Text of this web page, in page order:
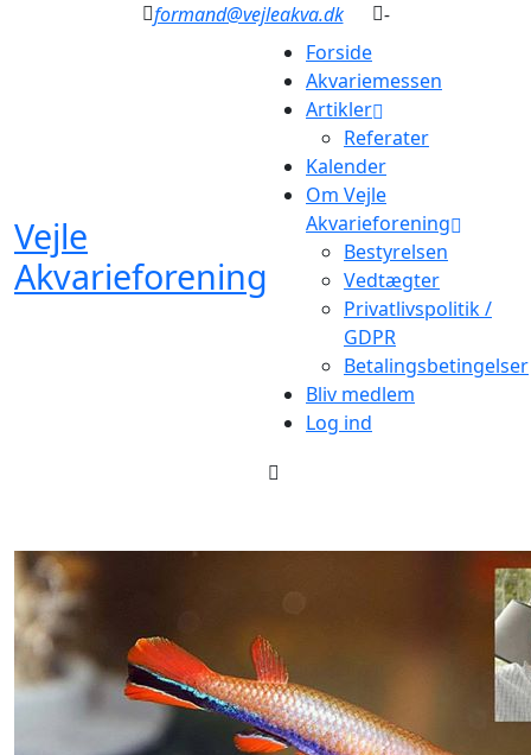
formand@vejleakva.dk -
Vejle
Akvarieforening
Forside
Akvariemessen
Artikler
Referater
Kalender
Om Vejle
Akvarieforening
Bestyrelsen
Vedtægter
Privatlivspolitik /
GDPR
Betalingsbetingelser
Bliv medlem
Log ind